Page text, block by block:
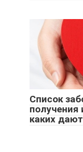
Список
получения
каких дают